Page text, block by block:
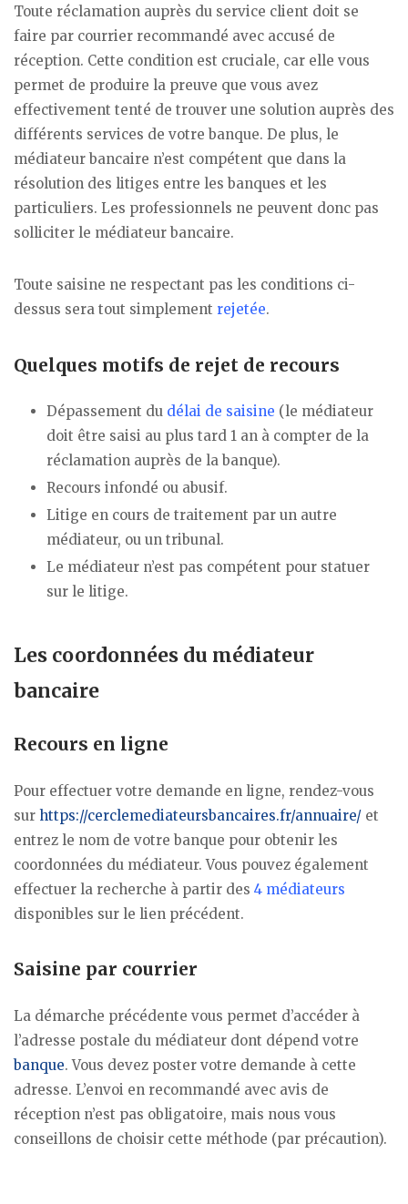
Toute réclamation auprès du service client doit se
faire par courrier recommandé avec accusé de
réception. Cette condition est cruciale, car elle vous
permet de produire la preuve que vous avez
effectivement tenté de trouver une solution auprès des
différents services de votre banque. De plus, le
médiateur bancaire n’est compétent que dans la
résolution des litiges entre les banques et les
particuliers. Les professionnels ne peuvent donc pas
solliciter le médiateur bancaire.
Toute saisine ne respectant pas les conditions ci-
dessus sera tout simplement rejetée.
Quelques motifs de rejet de recours
Dépassement du délai de saisine (le médiateur
doit être saisi au plus tard 1 an à compter de la
réclamation auprès de la banque).
Recours infondé ou abusif.
Litige en cours de traitement par un autre
médiateur, ou un tribunal.
Le médiateur n’est pas compétent pour statuer
sur le litige.
Les coordonnées du médiateur
bancaire
Recours en ligne
Pour effectuer votre demande en ligne, rendez-vous
sur https://cerclemediateursbancaires.fr/annuaire/ et
entrez le nom de votre banque pour obtenir les
coordonnées du médiateur. Vous pouvez également
effectuer la recherche à partir des 4 médiateurs
disponibles sur le lien précédent.
Saisine par courrier
La démarche précédente vous permet d’accéder à
l’adresse postale du médiateur dont dépend votre
banque. Vous devez poster votre demande à cette
adresse. L’envoi en recommandé avec avis de
réception n’est pas obligatoire, mais nous vous
conseillons de choisir cette méthode (par précaution).